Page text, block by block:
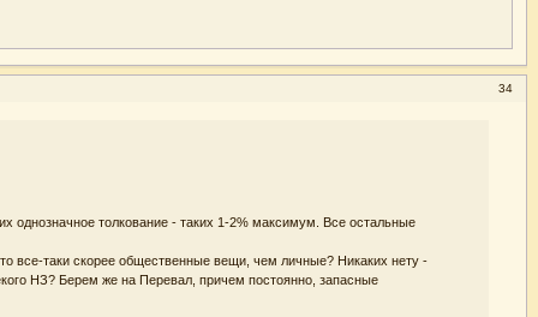
34
однозначное толкование - таких 1-2% максимум. Все остальные
все-таки скорее общественные вещи, чем личные? Никаких нету -
НЗ? Берем же на Перевал, причем постоянно, запасные